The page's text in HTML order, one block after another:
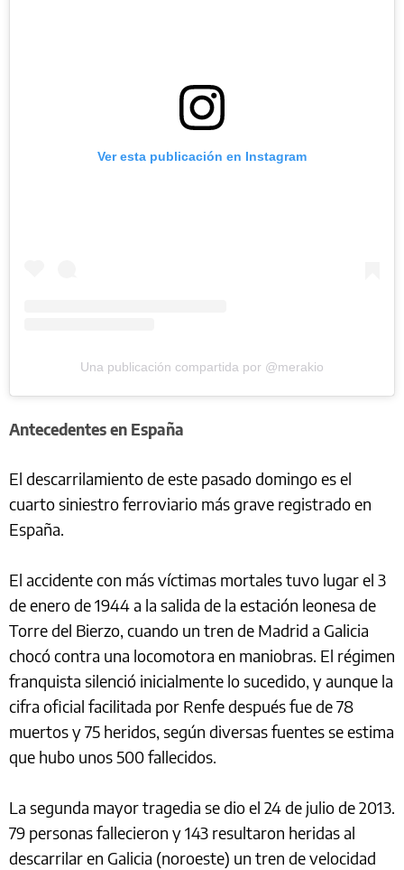
Ver esta publicación en Instagram
Una publicación compartida por @merakio
Antecedentes en España
El descarrilamiento de este pasado domingo es el
cuarto siniestro ferroviario más grave registrado en
España.
El accidente con más víctimas mortales tuvo lugar el 3
de enero de 1944 a la salida de la estación leonesa de
Torre del Bierzo, cuando un tren de Madrid a Galicia
chocó contra una locomotora en maniobras. El régimen
franquista silenció inicialmente lo sucedido, y aunque la
cifra oficial facilitada por Renfe después fue de 78
muertos y 75 heridos, según diversas fuentes se estima
que hubo unos 500 fallecidos.
La segunda mayor tragedia se dio el 24 de julio de 2013.
79 personas fallecieron y 143 resultaron heridas al
descarrilar en Galicia (noroeste) un tren de velocidad